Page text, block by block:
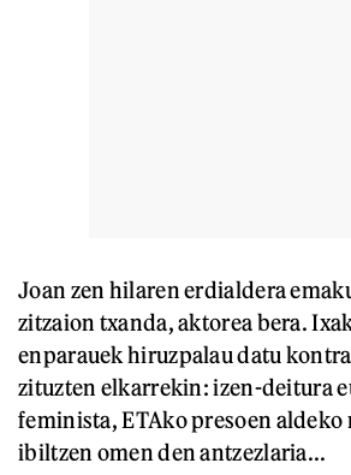
Joan zen hilaren erdialdera
zitzaion txanda, aktorea bera.
enparauek hiruzpalau datu
zituzten elkarrekin: izen-deitura
feminista, ETAko presoen
ibiltzen omen den antzezlaria...